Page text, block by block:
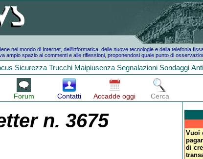
nel mondo di Internet, dell'informatica, delle nuove tecnologie e della telefonia
ampio spazio ai commenti e alle riflessioni, proponendosi quale punto di
Sicurezza Trucchi Maipiusenza Segnalazioni Sondaggi
Forum Contatti Accadde oggi Cerca
n. 3675
Vuoi
di